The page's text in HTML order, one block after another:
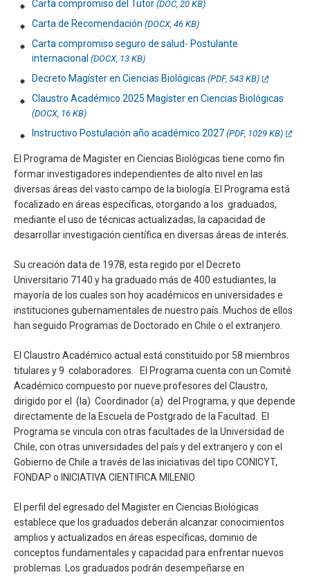
Carta compromiso del Tutor (DOC, 20 KB)
Carta de Recomendación (DOCX, 46 KB)
Carta compromiso seguro de salud- Postulante
internacional (DOCX, 13 KB)
Decreto Magíster en Ciencias Biológicas (PDF, 543 KB)
Claustro Académico 2025 Magíster en Ciencias Biológicas
(DOCX, 16 KB)
Instructivo Postulación año académico 2027 (PDF, 1029 KB)
El Programa de Magister en Ciencias Biológicas tiene como fin
formar investigadores independientes de alto nivel en las
diversas áreas del vasto campo de la biología. El Programa está
focalizado en áreas específicas, otorgando a los graduados,
mediante el uso de técnicas actualizadas, la capacidad de
desarrollar investigación científica en diversas áreas de interés.
Su creación data de 1978, esta regido por el Decreto
Universitario 7140 y ha graduado más de 400 estudiantes, la
mayoría de los cuales son hoy académicos en universidades e
instituciones gubernamentales de nuestro país. Muchos de ellos
han seguido Programas de Doctorado en Chile o el extranjero.
El Claustro Académico actual está constituido por 58 miembros
titulares y 9 colaboradores. El Programa cuenta con un Comité
Académico compuesto por nueve profesores del Claustro,
dirigido por el (la) Coordinador (a) del Programa, y que depende
directamente de la Escuela de Postgrado de la Facultad. El
Programa se vincula con otras facultades de la Universidad de
Chile, con otras universidades del país y del extranjero y con el
Gobierno de Chile a través de las iniciativas del tipo CONICYT,
FONDAP o INICIATIVA CIENTIFICA MILENIO.
El perfil del egresado del Magister en Ciencias Biológicas
establece que los graduados deberán alcanzar conocimientos
amplios y actualizados en áreas específicas, dominio de
conceptos fundamentales y capacidad para enfrentar nuevos
problemas. Los graduados podrán desempeñarse en